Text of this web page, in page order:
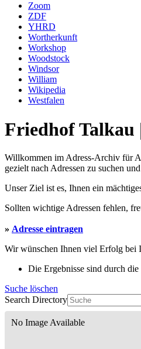
Zoom
ZDF
YHRD
Wortherkunft
Workshop
Woodstock
Windsor
William
Wikipedia
Westfalen
Friedhof Talkau
Willkommen im Adress-Archiv für
gezielt nach Adressen zu suchen
Unser Ziel ist es, Ihnen ein
Sollten wichtige Adressen fehlen,
» Adresse eintragen
Wir wünschen Ihnen viel Erfolg bei
Die Ergebnisse sind durch
Suche löschen
Search Directory
No Image Available